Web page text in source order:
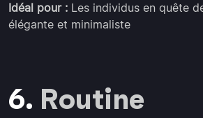
Idéal pour : Les individus en quête
élégante et minimaliste
6. Routine